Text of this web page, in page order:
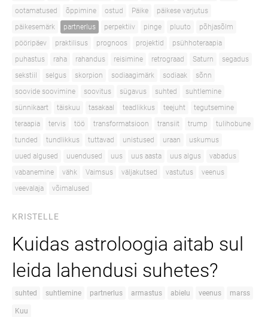
ootamatused
õppimine ostud Päike
päikese varjutus
päikesemärk
partnerlus perpektiiv pinge pluuto
põhjasõlm
pööripäev
praktilisus prognoos projektid
psühhoteraapia
puhastus
raha rahandus reisimine retrograad Saturn
segadus
sekstiil
selgus skorpion sodiaagimärk sodiaak
sõnn
soovide soovimine
soovitus sügavus suhted
suhtlemine
sünnikaart
täiskuu tasakaal teadlikkus teejuht
tegutsemine
teraapia
tervis töö transformatsioon transiit trump
tulihobune
tunded
tundlikkus tuttavad unistused uraan
uskumus
uued algused
uuendused uus uus aasta uus algus
vabadus
vabanemine
vähk Vaimsus väljakutsed vastutus
veenus
veevalaja
võimalused
KRISTELLE
Kuidas astroloogia aitab sul
leida lahendusi suhetes?
suhted suhtlemine partnerlus armastus abielu veenus marss
Kuu